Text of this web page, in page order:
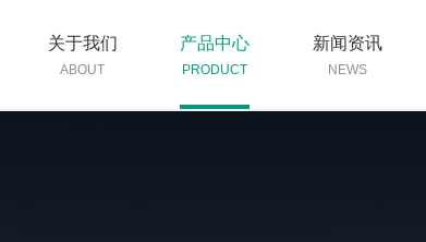
关于我们
ABOUT
产品中心
PRODUCT
新闻资讯
NEWS